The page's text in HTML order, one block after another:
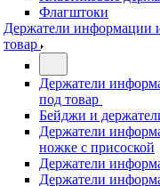
Флагштоки
Держатели информации
товар
Держатели
под товар
Бейджи и
Держатели
ножке с присоской
Держатели
Держатели